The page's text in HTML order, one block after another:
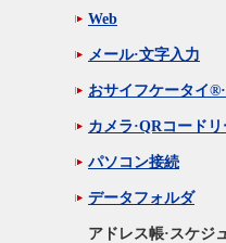
Web
メール·文字入力
おサイフケータイ
カメラ·QRコード
パソコン接続
データフォルダ
アドレス帳·スケジ